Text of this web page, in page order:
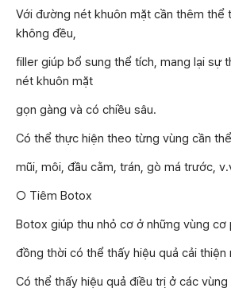
Với đường nét khuôn mặt cần thêm thể
không đều,
filler giúp bổ sung thể tích, mang lại sự
nét khuôn mặt
gọn gàng và có chiều sâu.
Có thể thực hiện theo từng vùng cần
mũi, môi, đầu cằm, trán, gò má trước,
○ Tiêm Botox
Botox giúp thu nhỏ cơ ở những vùng cơ
đồng thời có thể thấy hiệu quả cải thiện
Có thể thấy hiệu quả điều trị ở các